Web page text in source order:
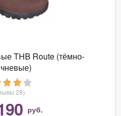
THB Route (тёмно-
28)
руб.